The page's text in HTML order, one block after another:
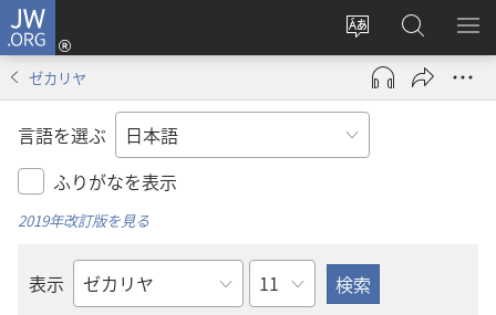
JW.ORG
サ
イ
ト
の
言
え
る
ロ
グ
ン
し
で
開
JW.ORG
の
検
メ
を
ゼカリヤ
言語を選ぶ
ふりがなを表示
2019年改訂版を見る
表示
聖
章